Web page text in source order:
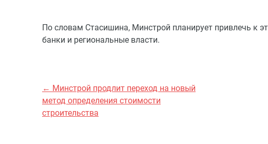
По словам Стасишина, Минстрой планирует привлечь к
банки и региональные власти.
← Минстрой продлит переход на новый
метод определения стоимости
строительства